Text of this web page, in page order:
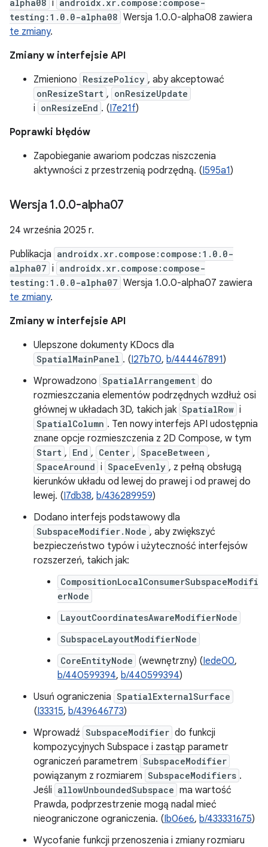
alpha08 i androidx.xr.compose:compose-
testing:1.0.0-alpha08 Wersja 1.0.0-alpha08 zawiera
te zmiany.
Zmiany w interfejsie API
Zmieniono ResizePolicy , aby akceptować
onResizeStart , onResizeUpdate
i onResizeEnd . (I7e21f)
Poprawki błędów
Zapobieganie awariom podczas niszczenia
aktywności z przestrzenią podrzędną. (I595a1)
Wersja 1.0.0-alpha07
24 września 2025 r.
Publikacja androidx.xr.compose:compose:1.0.0-
alpha07 i androidx.xr.compose:compose-
testing:1.0.0-alpha07 Wersja 1.0.0-alpha07 zawiera
te zmiany.
Zmiany w interfejsie API
Ulepszone dokumenty KDocs dla
SpatialMainPanel . (I27b70, b/444467891)
Wprowadzono SpatialArrangement do
rozmieszczania elementów podrzędnych wzdłuż osi
głównej w układach 3D, takich jak SpatialRow i
SpatialColumn . Ten nowy interfejs API udostępnia
znane opcje rozmieszczenia z 2D Compose, w tym
Start , End , Center , SpaceBetween ,
SpaceAround i SpaceEvenly , z pełną obsługą
kierunków układu od lewej do prawej i od prawej do
lewej. (I7db38, b/436289959)
Dodano interfejs podstawowy dla
SubspaceModifier.Node , aby zwiększyć
bezpieczeństwo typów i użyteczność interfejsów
rozszerzeń, takich jak:
CompositionLocalConsumerSubspaceModifi
erNode
LayoutCoordinatesAwareModifierNode
SubspaceLayoutModifierNode
CoreEntityNode (wewnętrzny) (Iede00,
b/440599394, b/440599394)
Usuń ograniczenia SpatialExternalSurface
(I33315, b/439646773)
Wprowadź SubspaceModifier do funkcji
kompozycyjnych Subspace i zastąp parametr
ograniczeń parametrem SubspaceModifier
powiązanym z rozmiarem SubspaceModifiers .
Jeśli allowUnboundedSubspace ma wartość
Prawda, podprzestrzenie mogą nadal mieć
nieograniczone ograniczenia. (Ib06e6, b/433331675)
Wycofanie funkcji przenoszenia i zmiany rozmiaru